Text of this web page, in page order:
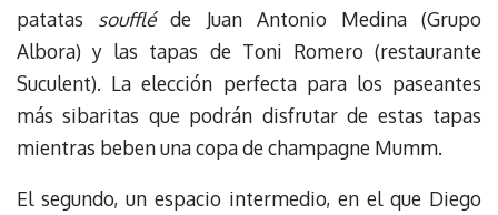
patatas souffléde Juan Antonio Medina (Grupo
Albora) y las tapas de Toni Romero (restaurante
Suculent). La elección perfecta para los paseantes
más sibaritas que podrán disfrutar de estas tapas
mientras beben una copa de champagne Mumm.
El segundo, un espacio intermedio, en el que Diego